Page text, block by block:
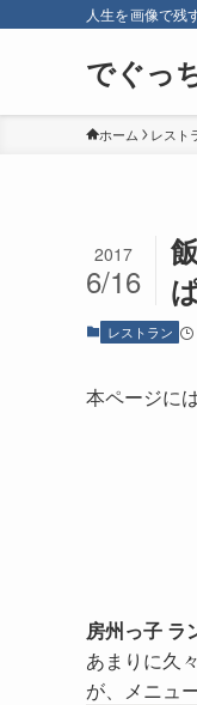
人生を画像で残
でぐっ
ホーム レスト
2017
6/16
レストラン
本ページに
房州っ子 ラ
あまりに久
が、メニュ